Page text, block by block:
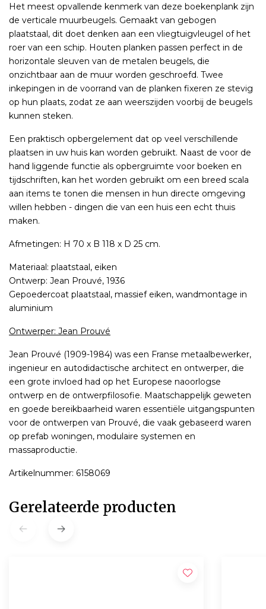
Het meest opvallende kenmerk van deze boekenplank zijn
de verticale muurbeugels. Gemaakt van gebogen
plaatstaal, dit doet denken aan een vliegtuigvleugel of het
roer van een schip. Houten planken passen perfect in de
horizontale sleuven van de metalen beugels, die
onzichtbaar aan de muur worden geschroefd. Twee
inkepingen in de voorrand van de planken fixeren ze stevig
op hun plaats, zodat ze aan weerszijden voorbij de beugels
kunnen steken.
Een praktisch opbergelement dat op veel verschillende
plaatsen in uw huis kan worden gebruikt. Naast de voor de
hand liggende functie als opbergruimte voor boeken en
tijdschriften, kan het worden gebruikt om een ​​breed scala
aan items te tonen die mensen in hun directe omgeving
willen hebben - dingen die van een huis een echt thuis
maken.
Afmetingen: H 70 x B 118 x D 25 cm.
Materiaal: plaatstaal, eiken
Ontwerp: Jean Prouvé, 1936
Gepoedercoat plaatstaal, massief eiken, wandmontage in
aluminium
Ontwerper: Jean Prouvé
Jean Prouvé (1909-1984) was een Franse metaalbewerker,
ingenieur en autodidactische architect en ontwerper, die
een grote invloed had op het Europese naoorlogse
ontwerp en de ontwerpfilosofie. Maatschappelijk geweten
en goede bereikbaarheid waren essentiële uitgangspunten
voor de ontwerpen van Prouvé, die vaak gebaseerd waren
op prefab woningen, modulaire systemen en
massaproductie.
Artikelnummer: 6158069
Gerelateerde producten